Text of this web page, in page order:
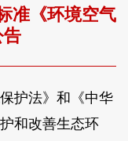
准《环境空气
告
护法》和《中华
和改善生态环